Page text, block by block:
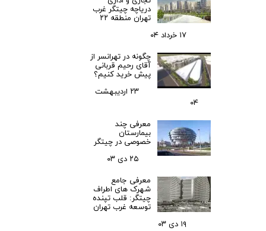
دریاچه چیتگر غرب
تهران منطقه ۲۲
۱۷ خرداد ۰۴
چگونه در تهرانسر از
آقای رحیم قربانی
پیش خرید کنیم؟
۲۳ اردیبهشت
۰۴
معرفی چند
بیمارستان
خصوصی در چیتگر
۲۵ دی ۰۳
معرفی جامع
شهرک‌ های اطراف
چیتگر: قلب تپنده
توسعه غرب تهران
۱۹ دی ۰۳